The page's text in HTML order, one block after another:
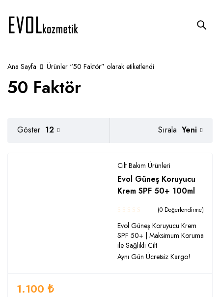
Ana Sayfa Ürünler “50 Faktör” olarak etiketlendi
50 Faktör
Sırala Yeni
Göster 12
Cilt Bakım Ürünleri
Evol Güneş Koruyucu
Krem SPF 50+ 100ml
(0 Değerlendirme)
Evol Güneş Koruyucu Krem
SPF 50+ | Maksimum Koruma
ile Sağlıklı Cilt
Aynı Gün Ücretsiz Kargo!
1.100 ₺